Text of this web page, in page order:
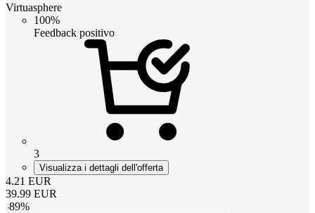
Virtuasphere
100%
Feedback positivo
3
Visualizza i dettagli dell'offerta
4.21 EUR
39.99 EUR
-89%